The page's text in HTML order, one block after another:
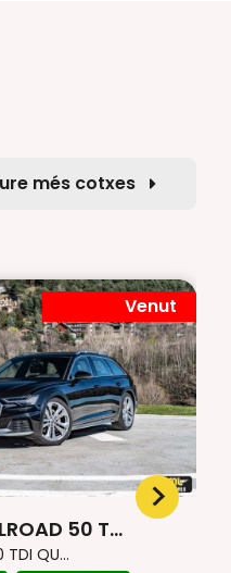
més cotxes
Venut
50 T...
TDI QU...